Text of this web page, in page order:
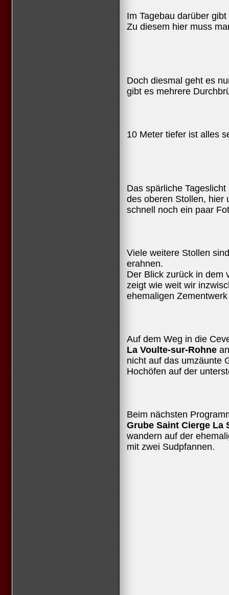
Im Tagebau darüber
Zu diesem hier muss
Doch diesmal geht es
gibt es mehrere
10 Meter tiefer ist alles
Das spärliche
des oberen Stollen, hier
schnell noch ein paar
Viele weitere Stollen
erahnen.
Der Blick zurück in dem
zeigt wie weit wir
ehemaligen
Auf dem Weg in die
La Voulte-sur-Rohne
nicht auf das umzäunte
Hochöfen auf der
Beim nächsten
Grube Saint Cierge La
wandern auf der
mit zwei Sudpfannen.